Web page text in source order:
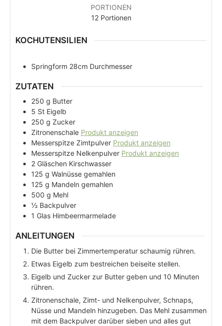
PORTIONEN
12 Portionen
KOCHUTENSILIEN
Springform 28cm Durchmesser
ZUTATEN
250 g Butter
5 St Eigelb
250 g Zucker
Zitronenschale Produkt anzeigen
Messerspitze Zimtpulver Produkt anzeigen
Messerspitze Nelkenpulver Produkt anzeigen
2 Gläschen Kirschwasser
125 g Walnüsse gemahlen
125 g Mandeln gemahlen
500 g Mehl
½ Backpulver
1 Glas Himbeermarmelade
ANLEITUNGEN
Die Butter bei Zimmertemperatur schaumig rühren.
Etwas Eigelb zum bestreichen beiseite stellen.
Eigelb und Zucker zur Butter geben und 10 Minuten
rühren.
Zitronenschale, Zimt- und Nelkenpulver, Schnaps,
Nüsse und Mandeln hinzugeben. Das Mehl zusammen
mit dem Backpulver darüber sieben und alles gut